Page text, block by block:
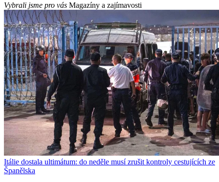
Vybrali jsme pro vás Magazíny a zajímavosti
Itálie dostala ultimátum: do neděle musí zrušit kontroly cestujících ze
Španělska